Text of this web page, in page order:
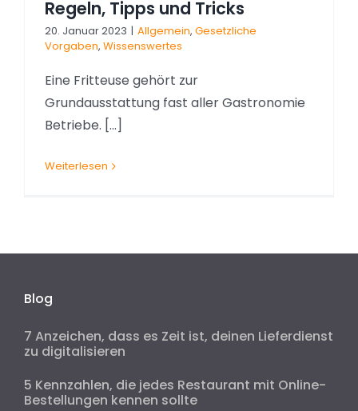
Regeln, Tipps und Tricks
20. Januar 2023 | Allgemein, Gesetzliche
Vorgaben, Wissenswertes
Eine Fritteuse gehört zur
Grundausstattung fast aller Gastronomie
Betriebe. [...]
Weiterlesen
Blog
7 Anzeichen, dass es Zeit ist, deinen Lieferdienst
zu digitalisieren
5 Kennzahlen, die jedes Restaurant mit Online-
Bestellungen kennen sollte